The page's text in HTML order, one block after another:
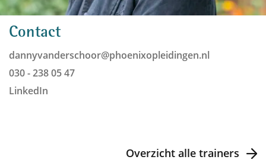
Contact
dannyvanderschoor@phoenixopleidingen.nl
030 - 238 05 47
LinkedIn
Overzicht alle trainers